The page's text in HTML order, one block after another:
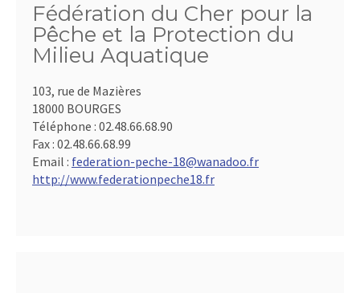
Fédération du Cher pour la
Pêche et la Protection du
Milieu Aquatique
103, rue de Mazières
18000 BOURGES
Téléphone : 02.48.66.68.90
Fax : 02.48.66.68.99
Email : federation-peche-18@wanadoo.fr
http://www.federationpeche18.fr